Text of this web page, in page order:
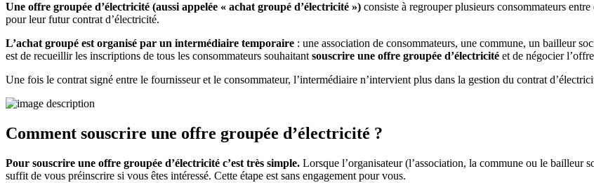
Une offre groupée d’électricité (aussi appelée « achat groupé d’électricité ») consiste à regrouper plusieurs consommateurs
pour leur futur contrat d’électricité.
L’achat groupé est organisé par un intermédiaire temporaire : une association de consommateurs, une commune, un bailleur
est de recueillir les inscriptions de tous les consommateurs souhaitant souscrire une offre groupée d’électricité et de négocier
Une fois le contrat signé entre le fournisseur et le consommateur, l’intermédiaire n’intervient plus dans la gestion du contrat
Comment souscrire une offre groupée d’électricité ?
Pour souscrire une offre groupée d’électricité c’est très simple. Lorsque l’organisateur (l’association, la commune ou le bailleur
suffit de vous préinscrire si vous êtes intéressé. Cette étape est sans engagement pour vous.